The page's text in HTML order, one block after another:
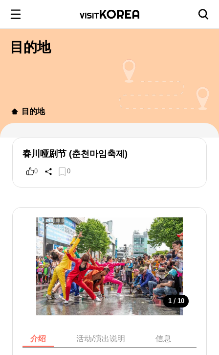
目的地
目的地
春川哑剧节 (춘천마임축제)
0 0
1 / 10
介绍 活动/演出说明 信息